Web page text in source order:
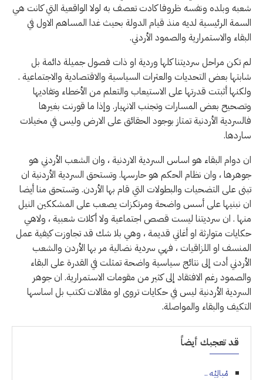
شعبه وبلده ونفسه ظروفا كادت تعصف به لولا الواقعية التي كانت هي
السمة الرئيسية لديه منذ قيام الدولة بحيث غدا المساهم الاول في
البقاء والاستمرارية والصمود الأردني.
لم تكن مراحل سرديتنا كلها وردية او ذات فصول جميلة دائمة بل
شابتها بعض التحديات والعثرات السياسية والاقتصادية والاجتماعية .
ولكنها أثبتت قدرتها على الاستيعاب والتعلم من الأخطاء وتفاديها
وتصحيح بعض المسارات وتجنب الانهيار. وإذا ما قورنت بغيرها
فالسردية الأردنية تمتاز بوجود الحقائق على الارض وليس في مخيلات
ساردها.
ان دوام البقاء هو اساس السردية الاردنية ، وان الشعب الأردني هو
جوهرها ، وان نظام الحكم هو حارسها. وتستحق السردية الأردنية ان
تبنى على التضحيات والبطولات التي قام بها الأردن. وتستحق منا أيضا
ان نبنيها على أسس واضحة ومرتكزات يصعب على المشككين النيل
منها . ان سرديتنا ليست قصص اجتماعية ولا أكلات شعبية ، ولاهي
حكايات متوارثة او أغاني قديمة ، وهي بلا شك قد تجاوزت كيفية عمل
المنسف او اللزاقيات ، فهي سردية نضالية مر بها الأردن والشعب
الأردني أدت إلى نتائج سياسية واضحة تمثلت في القدرة على البقاء
والصمود رغم الافتقاد إلى كثير من مقومات الاستمرارية. ان جوهر
السردية الأردنية ليس في حكايات تروى او مقالات تكتب بل اساسها
التكيف والبقاء والمواصلة.
قد تعجبك أيضاً
مْبالِيْه ..